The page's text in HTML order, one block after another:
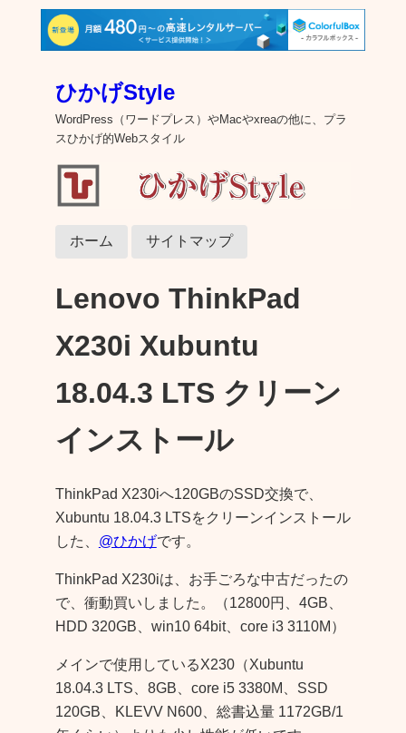
ひかげStyle
WordPress（ワードプレス）やMacやxreaの他に、プラ
スひかげ的Webスタイル
ホーム サイトマップ
Lenovo ThinkPad
X230i Xubuntu
18.04.3 LTS クリーン
インストール
ThinkPad X230iへ120GBのSSD交換で、
Xubuntu 18.04.3 LTSをクリーンインストール
した、 @ひかげです。
ThinkPad X230iは、お手ごろな中古だったの
で、衝動買いしました。（12800円、4GB、
HDD 320GB、win10 64bit、core i3 3110M）
メインで使用しているX230（Xubuntu
18.04.3 LTS、8GB、core i5 3380M、SSD
120GB、KLEVV N600、総書込量 1172GB/1